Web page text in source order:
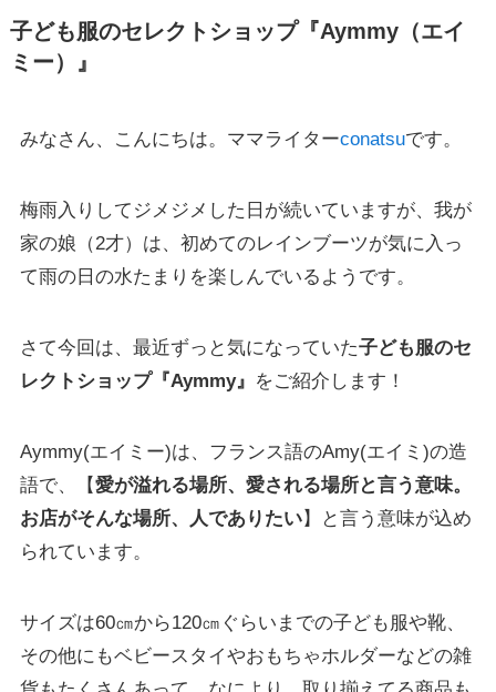
子ども服のセレクトショップ『Aymmy（エイ
ミー）』
みなさん、こんにちは。ママライターconatsuです。
梅雨入りしてジメジメした日が続いていますが、我が
家の娘（2才）は、初めてのレインブーツが気に入っ
て雨の日の水たまりを楽しんでいるようです。
さて今回は、最近ずっと気になっていた子ども服のセ
レクトショップ『Aymmy』 をご紹介します！
Aymmy(エイミー)は、フランス語のAmy(エイミ)の造
語で、【愛が溢れる場所、愛される場所と言う意味。
お店がそんな場所、人でありたい】と言う意味が込め
られています。
サイズは60㎝から120㎝ぐらいまでの子ども服や靴、
その他にもベビースタイやおもちゃホルダーなどの雑